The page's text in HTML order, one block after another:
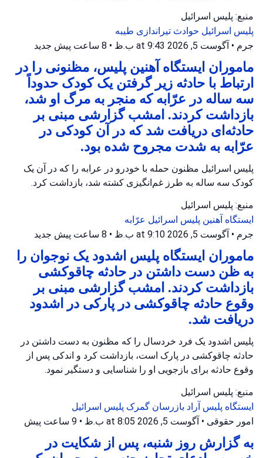
منبع: پلیس اسرائیل
پلیس اسرائیل حوادث تیراندازی طیبه
جرم • آگوست 5, 2026 at 9:43 ب.ظ • 8 ساعت پیش جدید
ماموران ایستگاه آهنین پلیس، مظنونی را در
ارتباط با حادثه زیر گرفتن یک کودک حدوداً
سه ساله در عرّابه که منجر به مرگ او شد،
بازداشت کردند. امشب گزارشی مبنی بر
حادثه‌ای دریافت شد که در آن کودکی در
عرّابه به شدت مجروح شده بود.
پلیس اسرائیل مظنون حمله با خودرو در عرابه را که در آن یک
کودک سه ساله به طرز غم‌انگیزی کشته شد، بازداشت کرد.
منبع: پلیس اسرائیل
ایستگاه آهنین پلیس اسرائیل عرّابه
جرم • آگوست 5, 2026 at 9:10 ب.ظ • 8 ساعت پیش جدید
ماموران ایستگاه پلیس اشدود یک نوجوان را
به ظن دست داشتن در حادثه چاقوکشی
بازداشت کردند. امشب گزارشی مبنی بر
وقوع حادثه چاقوکشی در پارکی در اشدود
دریافت شد.
پلیس اشدود یک فرد خردسال را که مظنون به دست داشتن در
حادثه چاقوکشی در پارک است، بازداشت کرد و اندکی پس از
وقوع حادثه برای بازجویی او را شناسایی و دستگیر نمود.
منبع: پلیس اسرائیل
ایستگاه پلیس آراد بازرسان گمرک پلیس اسرائیل
امور حقوقی • آگوست 5, 2026 at 8:05 ب.ظ • 9 ساعت پیش
به گزارش روز شنبه، پس از شکایت در